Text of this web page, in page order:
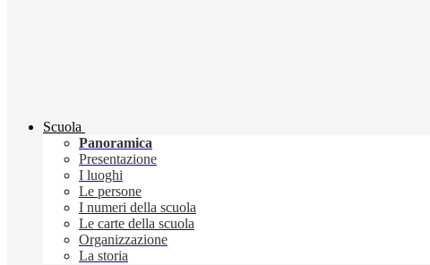
Scuola
Panoramica
Presentazione
I luoghi
Le persone
I numeri della scuola
Le carte della scuola
Organizzazione
La storia